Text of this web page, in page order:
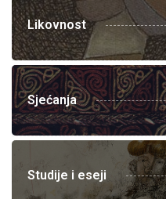
Likovnost
Sjećanja
Studije i eseji